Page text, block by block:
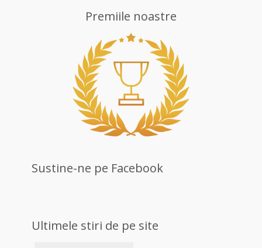
Premiile noastre
Sustine-ne pe Facebook
Ultimele stiri de pe site